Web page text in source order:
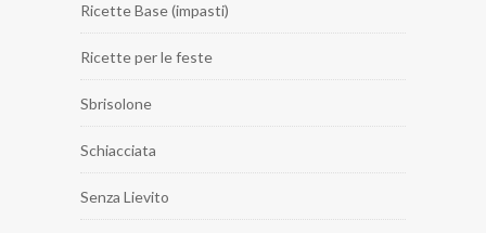
Ricette Base (impasti)
Ricette per le feste
Sbrisolone
Schiacciata
Senza Lievito